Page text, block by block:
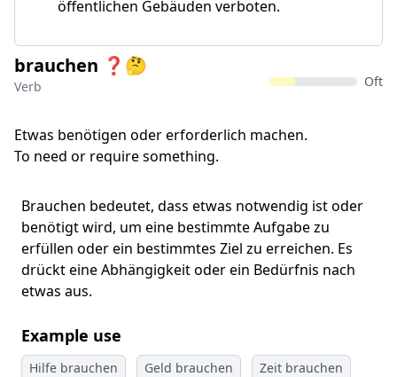
öffentlichen Gebäuden verboten.
brauchen ❓🤔
Verb Oft
Etwas benötigen oder erforderlich machen.
To need or require something.
Brauchen bedeutet, dass etwas notwendig ist oder
benötigt wird, um eine bestimmte Aufgabe zu
erfüllen oder ein bestimmtes Ziel zu erreichen. Es
drückt eine Abhängigkeit oder ein Bedürfnis nach
etwas aus.
Example use
Hilfe brauchen Geld brauchen
Zeit brauchen